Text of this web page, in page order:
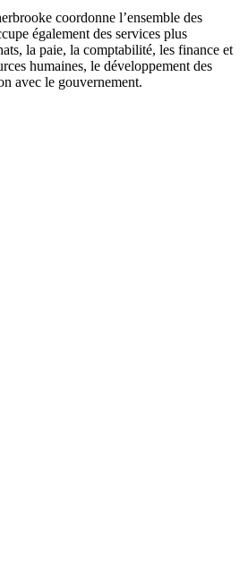
coordonne l’ensemble des
également des services plus
la paie, la comptabilité, les finance et
humaines, le développement des
avec le gouvernement.